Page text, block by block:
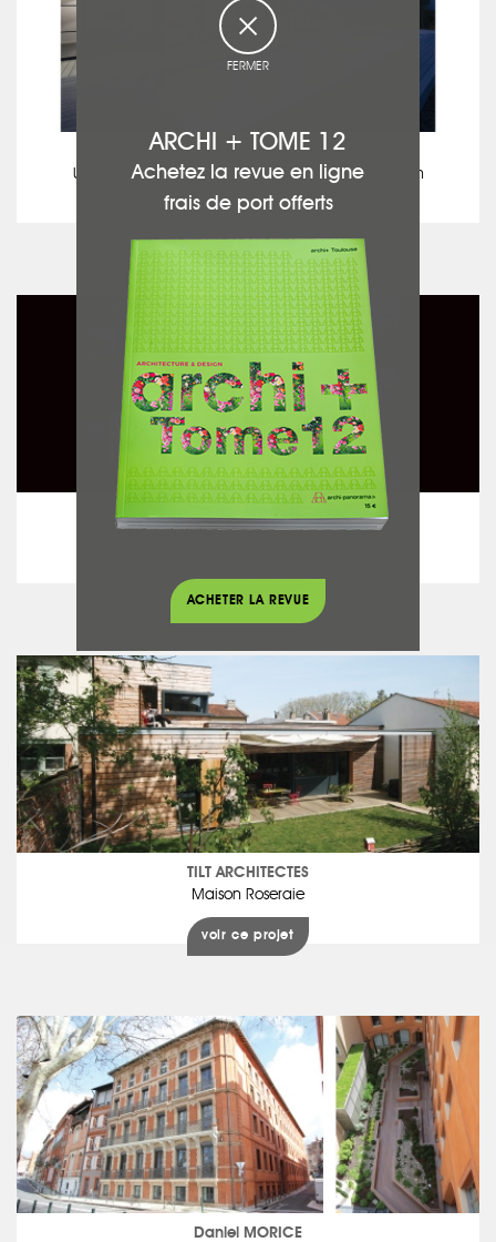
Daniel MORICE
Une villa contemporaine aux accents de la région
voir ce projet
Daniel MORICE
Villa résidence secondaire Costa Brava
TILT ARCHITECTES
Maison Roseraie
voir ce projet
Daniel MORICE
FERMER
ARCHI + TOME 12
Achetez la revue en ligne
frais de port offerts
ACHETER LA REVUE